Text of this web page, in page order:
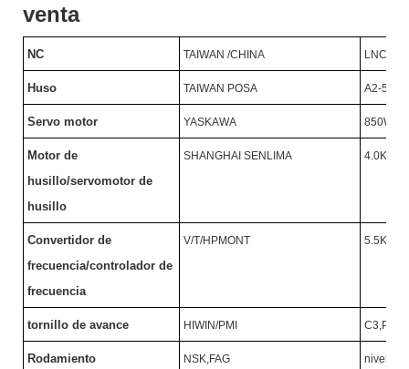
venta
NC TAIWAN /CHINA LNC/
Huso TAIWAN POSA A2-5/46
Servo motor YASKAWA 850W
Motor de
husillo/servomotor de
husillo
SHANGHAI SENLIMA 4.0KW/
Convertidor de
frecuencia/controlador de
frecuencia
V/T/HPMONT 5.5KW/
tornillo de avance HIWIN/PMI C3,P
Rodamiento NSK,FAG nivel P4